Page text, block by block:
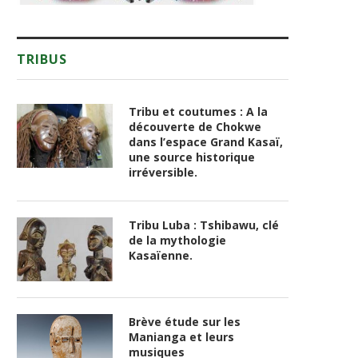
TRIBUS
Tribu et coutumes : A la
découverte de Chokwe
dans l’espace Grand Kasaï,
une source historique
irréversible.
Tribu Luba : Tshibawu, clé
de la mythologie
Kasaïenne.
Brève étude sur les
Manianga et leurs
musiques